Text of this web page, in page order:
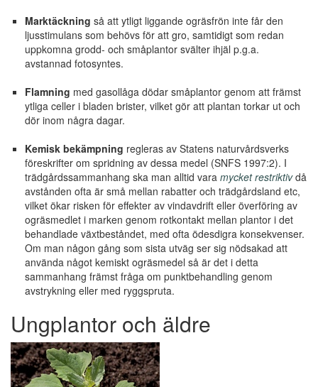
Marktäckning så att ytligt liggande ogräsfrön inte får den
ljusstimulans som behövs för att gro, samtidigt som redan
uppkomna grodd- och småplantor svälter ihjäl p.g.a.
avstannad fotosyntes.
Flamning med gasollåga dödar småplantor genom att främst
ytliga celler i bladen brister, vilket gör att plantan torkar ut och
dör inom några dagar.
Kemisk bekämpning regleras av Statens naturvårdsverks
föreskrifter om spridning av dessa medel (SNFS 1997:2). I
trädgårdssammanhang ska man alltid vara mycket restriktivdå
avstånden ofta är små mellan rabatter och trädgårdsland etc,
vilket ökar risken för effekter av vindavdrift eller överföring av
ogräsmedlet i marken genom rotkontakt mellan plantor i det
behandlade växtbeståndet, med ofta ödesdigra konsekvenser.
Om man någon gång som sista utväg ser sig nödsakad att
använda något kemiskt ogräsmedel så är det i detta
sammanhang främst fråga om punktbehandling genom
avstrykning eller med ryggspruta.
Ungplantor och äldre